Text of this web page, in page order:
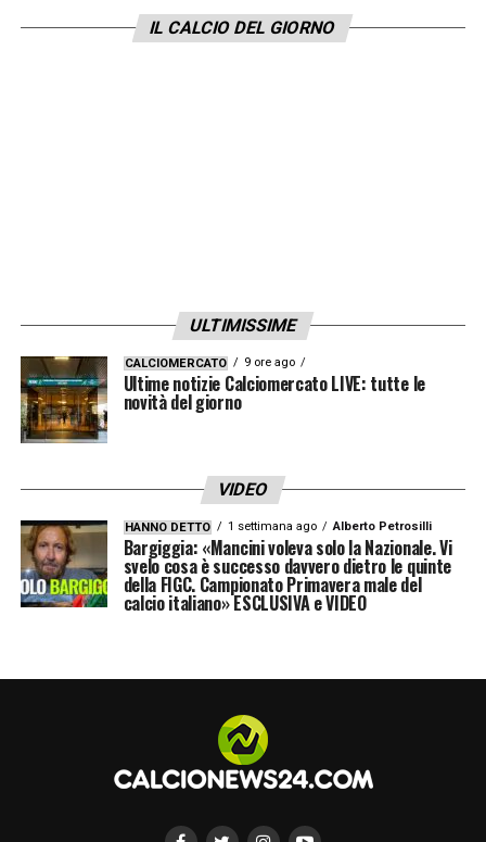
IL CALCIO DEL GIORNO
ULTIMISSIME
CALCIOMERCATO 9 ore ago
Ultime notizie Calciomercato LIVE: tutte le
novità del giorno
VIDEO
HANNO DETTO 1 settimana ago Alberto Petrosilli
Bargiggia: «Mancini voleva solo la Nazionale. Vi
svelo cosa è successo davvero dietro le quinte
della FIGC. Campionato Primavera male del
calcio italiano» ESCLUSIVA e VIDEO